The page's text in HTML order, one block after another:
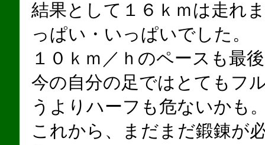
結果として１６ｋｍは走れ
っぱい・いっぱいでした。
１０ｋｍ／ｈのペースも最
今の自分の足ではとてもフ
うよりハーフも危ないかも
これから、まだまだ鍛錬が